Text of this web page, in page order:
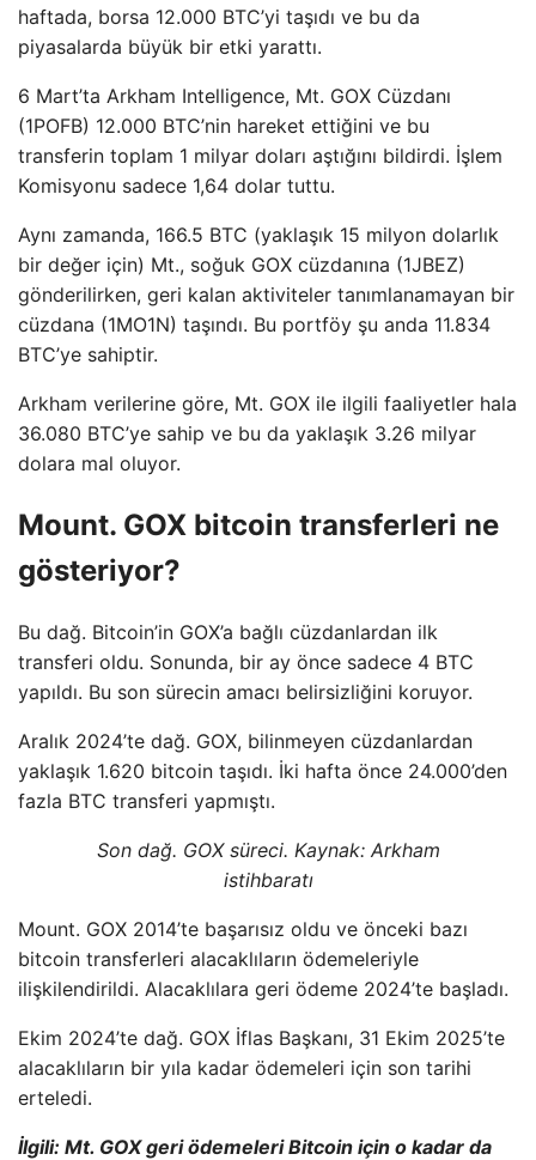
haftada, borsa 12.000 BTC’yi taşıdı ve bu da
piyasalarda büyük bir etki yarattı.
6 Mart’ta Arkham Intelligence, Mt. GOX Cüzdanı
(1POFB) 12.000 BTC’nin hareket ettiğini ve bu
transferin toplam 1 milyar doları aştığını bildirdi. İşlem
Komisyonu sadece 1,64 dolar tuttu.
Aynı zamanda, 166.5 BTC (yaklaşık 15 milyon dolarlık
bir değer için) Mt., soğuk GOX cüzdanına (1JBEZ)
gönderilirken, geri kalan aktiviteler tanımlanamayan bir
cüzdana (1MO1N) taşındı. Bu portföy şu anda 11.834
BTC’ye sahiptir.
Arkham verilerine göre, Mt. GOX ile ilgili faaliyetler hala
36.080 BTC’ye sahip ve bu da yaklaşık 3.26 milyar
dolara mal oluyor.
Mount. GOX bitcoin transferleri ne
gösteriyor?
Bu dağ. Bitcoin’in GOX’a bağlı cüzdanlardan ilk
transferi oldu. Sonunda, bir ay önce sadece 4 BTC
yapıldı. Bu son sürecin amacı belirsizliğini koruyor.
Aralık 2024’te dağ. GOX, bilinmeyen cüzdanlardan
yaklaşık 1.620 bitcoin taşıdı. İki hafta önce 24.000’den
fazla BTC transferi yapmıştı.
Son dağ. GOX süreci. Kaynak: Arkham
istihbaratı
Mount. GOX 2014’te başarısız oldu ve önceki bazı
bitcoin transferleri alacaklıların ödemeleriyle
ilişkilendirildi. Alacaklılara geri ödeme 2024’te başladı.
Ekim 2024’te dağ. GOX İflas Başkanı, 31 Ekim 2025’te
alacaklıların bir yıla kadar ödemeleri için son tarihi
erteledi.
İlgili: Mt. GOX geri ödemeleri Bitcoin için o kadar da